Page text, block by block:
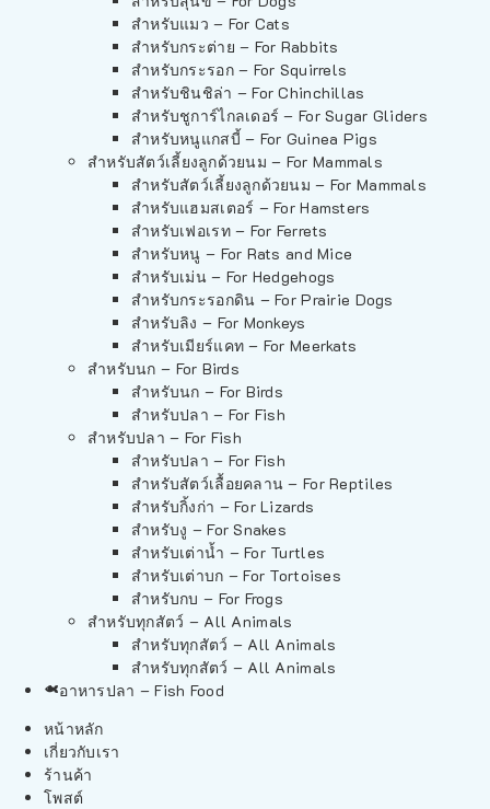
สำหรับแมว – For Cats
สำหรับกระต่าย – For Rabbits
สำหรับกระรอก – For Squirrels
สำหรับชินชิล่า – For Chinchillas
สำหรับชูการ์ไกลเดอร์ – For Sugar Gliders
สำหรับหนูแกสบี้ – For Guinea Pigs
สำหรับสัตว์เลี้ยงลูกด้วยนม – For Mammals
สำหรับสัตว์เลี้ยงลูกด้วยนม – For Mammals
สำหรับแฮมสเตอร์ – For Hamsters
สำหรับเฟอเรท – For Ferrets
สำหรับหนู – For Rats and Mice
สำหรับเม่น – For Hedgehogs
สำหรับกระรอกดิน – For Prairie Dogs
สำหรับลิง – For Monkeys
สำหรับเมียร์แคท – For Meerkats
สำหรับนก – For Birds
สำหรับนก – For Birds
สำหรับปลา – For Fish
สำหรับปลา – For Fish
สำหรับปลา – For Fish
สำหรับสัตว์เลื้อยคลาน – For Reptiles
สำหรับกิ้งก่า – For Lizards
สำหรับงู – For Snakes
สำหรับเต่าน้ำ – For Turtles
สำหรับเต่าบก – For Tortoises
สำหรับกบ – For Frogs
สำหรับทุกสัตว์ – All Animals
สำหรับทุกสัตว์ – All Animals
สำหรับทุกสัตว์ – All Animals
อาหารปลา – Fish Food
หน้าหลัก
เกี่ยวกับเรา
ร้านค้า
โพสต์